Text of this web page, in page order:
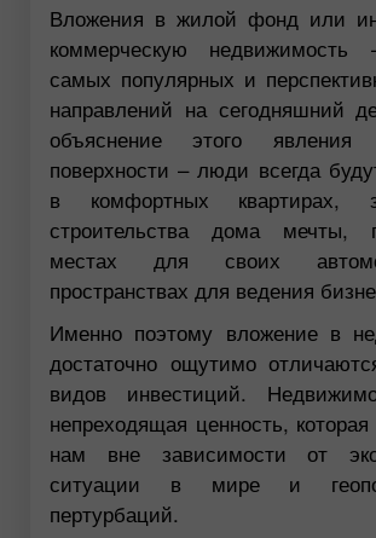
Вложения в жилой фонд или
коммерческую
самых популярных и
направлений на сегодняшний
объяснение этого
поверхности – люди всегда
в комфортных квартирах,
строительства дома мечты,
местах для своих
пространствах для ведения
Именно поэтому вложение в
достаточно ощутимо
видов инвестиций.
непреходящая ценность,
нам вне зависимости от
ситуации в мире и
пертурбаций.